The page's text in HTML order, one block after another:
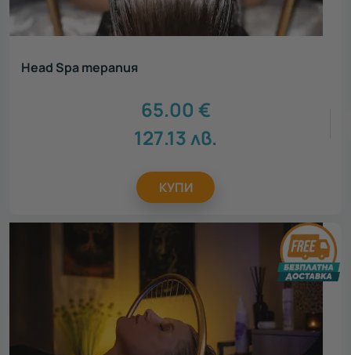
Head Spa терапия
65.00 €
127.13лв.
КУПИ